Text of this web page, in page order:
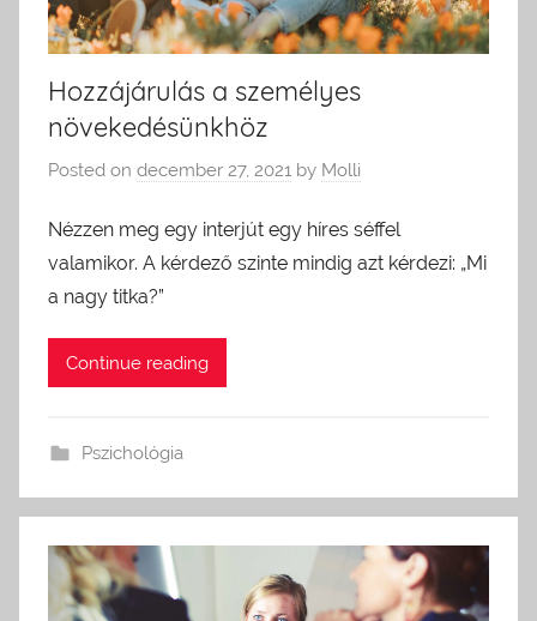
Hozzájárulás a személyes
növekedésünkhöz
Posted on december 27, 2021 by Molli
Nézzen meg egy interjút egy híres séffel
valamikor. A kérdező szinte mindig azt kérdezi: „Mi
a nagy titka?”
Continue reading
Pszichológia